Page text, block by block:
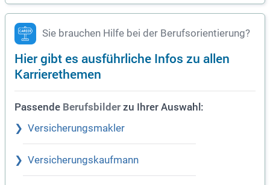
Sie brauchen Hilfe bei der Berufsorientierung?
Hier gibt es ausführliche Infos zu allen
Karrierethemen
Passende Berufsbilder zu Ihrer Auswahl:
Versicherungsmakler
Versicherungskaufmann